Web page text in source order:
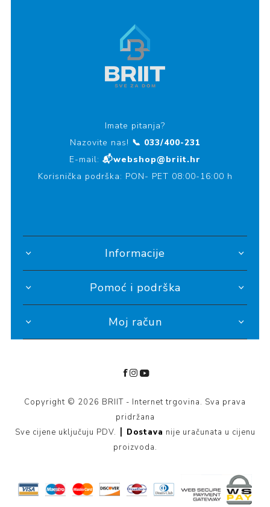
Imate pitanja?
Nazovite nas! 📞 033/400-231
E-mail: 📬webshop@briit.hr
Korisnička podrška: PON- PET 08:00-16:00 h
Informacije
Pomoć i podrška
Moj račun
Copyright © 2026 BRIIT - Internet trgovina. Sva prava
pridržana
Sve cijene uključuju PDV. ┃ Dostava nije uračunata u cijenu
proizvoda.